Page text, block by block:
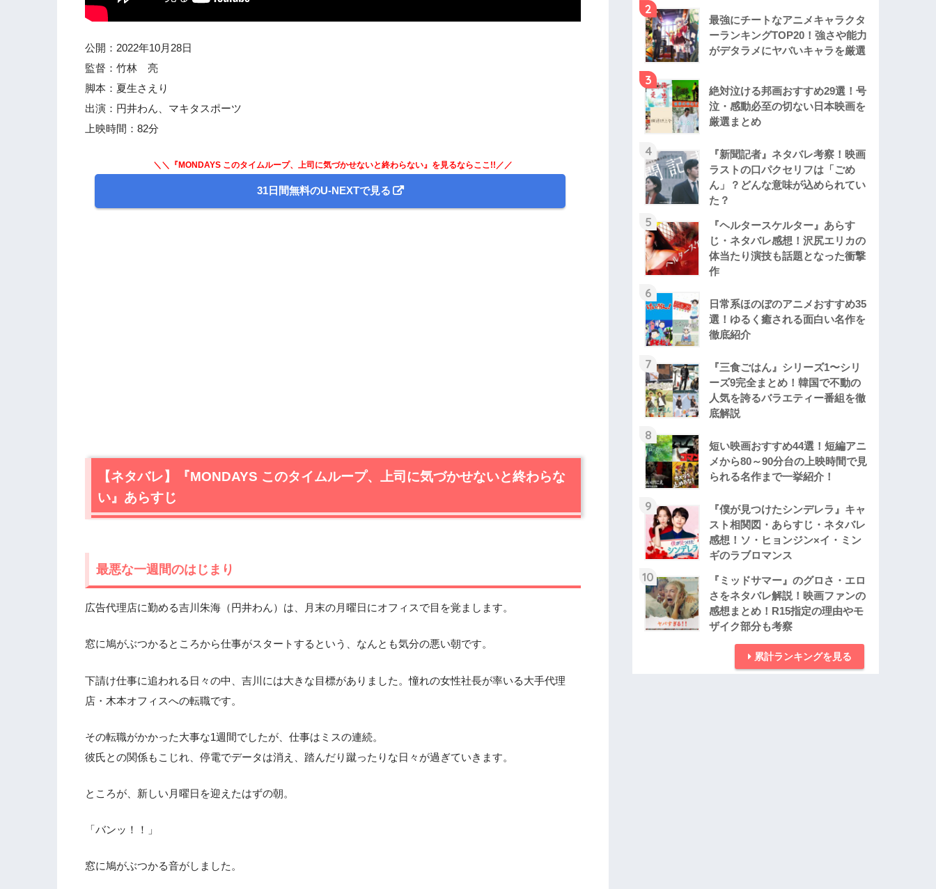
公開：2022年10月28日
監督：竹林 亮
脚本：夏生さえり
出演：円井わん、マキタスポーツ
上映時間：82分
＼＼『MONDAYS このタイムループ、上司に気づかせないと終わらない』を見るならここ!!／／
31日間無料のU-NEXTで見る
【ネタバレ】『MONDAYS このタイムループ、上司に気づかせないと終わらな
い』あらすじ
最悪な一週間のはじまり
広告代理店に勤める吉川朱海（円井わん）は、月末の月曜日にオフィスで目を覚まします。
窓に鳩がぶつかるところから仕事がスタートするという、なんとも気分の悪い朝です。
下請け仕事に追われる日々の中、吉川には大きな目標がありました。憧れの女性社長が率いる大手代理
店・木本オフィスへの転職です。
その転職がかかった大事な1週間でしたが、仕事はミスの連続。
彼氏との関係もこじれ、停電でデータは消え、踏んだり蹴ったりな日々が過ぎていきます。
ところが、新しい月曜日を迎えたはずの朝。
「バンッ！！」
窓に鳩がぶつかる音がしました。
2
最強にチートなアニメキャラクタ
ーランキングTOP20！強さや能力
がデタラメにヤバいキャラを厳選
3
絶対泣ける邦画おすすめ29選！号
泣・感動必至の切ない日本映画を
厳選まとめ
4
『新聞記者』ネタバレ考察！映画
ラストの口パクセリフは「ごめ
ん」？どんな意味が込められてい
た？
5
『ヘルタースケルター』あらす
じ・ネタバレ感想！沢尻エリカの
体当たり演技も話題となった衝撃
作
6
日常系ほのぼのアニメおすすめ35
選！ゆるく癒される面白い名作を
徹底紹介
7
『三食ごはん』シリーズ1〜シリ
ーズ9完全まとめ！韓国で不動の
人気を誇るバラエティー番組を徹
底解説
8
短い映画おすすめ44選！短編アニ
メから80～90分台の上映時間で見
られる名作まで一挙紹介！
9
『僕が見つけたシンデレラ』キャ
スト相関図・あらすじ・ネタバレ
感想！ソ・ヒョンジン×イ・ミン
ギのラブロマンス
10
『ミッドサマー』のグロさ・エロ
さをネタバレ解説！映画ファンの
感想まとめ！R15指定の理由やモ
ザイク部分も考察
累計ランキングを見る